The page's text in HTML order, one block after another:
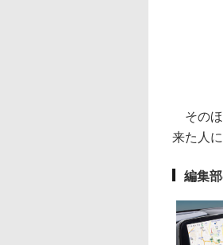
そのほ
来た人
編集